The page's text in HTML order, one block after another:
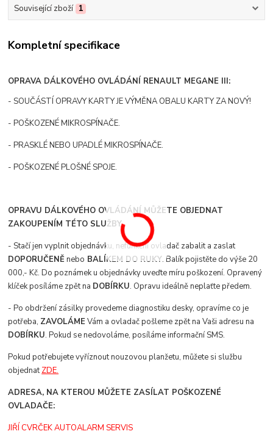
Související zboží 1
Kompletní specifikace
OPRAVA DÁLKOVÉHO OVLÁDÁNÍ RENAULT MEGANE III:
- SOUČÁSTÍ OPRAVY KARTY JE VÝMĚNA OBALU KARTY ZA NOVÝ!
- POŠKOZENÉ MIKROSPÍNAČE.
- PRASKLÉ NEBO UPADLÉ MIKROSPÍNAČE.
- POŠKOZENÉ PLOŠNÉ SPOJE.
OPRAVU DÁLKOVÉHO OVLÁDÁNÍ MŮŽETE OBJEDNAT
ZAKOUPENÍM TÉTO SLUŽBY.
- Stačí jen vyplnit objednávku, nefunkční ovladač zabalit a zaslat
DOPORUČENĚ nebo BALÍKEM DO RUKY. Balík pojistěte do výše 20
000,- Kč. Do poznámek u objednávky uveďte míru poškození. Opravený
klíček posíláme zpět na DOBÍRKU. Opravu ideálně neplaťte předem.
- Po obdržení zásilky provedeme diagnostiku desky, opravíme co je
potřeba, ZAVOLÁMEVám a ovladač pošleme zpět na Vaši adresu na
DOBÍRKU. Pokud se nedovoláme, posíláme informační SMS.
Pokud potřebujete vyříznout nouzovou planžetu, můžete si službu
objednatZDE.
ADRESA, NA KTEROU MŮŽETE ZASÍLAT POŠKOZENÉ
OVLADAČE:
JIŘÍ CVRČEK AUTOALARM SERVIS